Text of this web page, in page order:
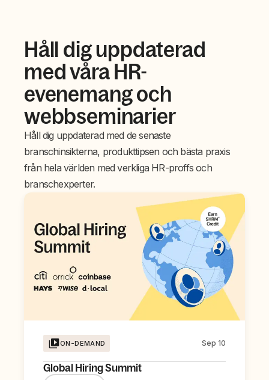
Håll dig uppdaterad
med våra HR-
evenemang och
webbseminarier
Håll dig uppdaterad med de senaste
branschinsikterna, produkttipsen och bästa praxis
från hela världen med verkliga HR-proffs och
branschexperter.
ON-DEMAND Sep 10
Global Hiring Summit